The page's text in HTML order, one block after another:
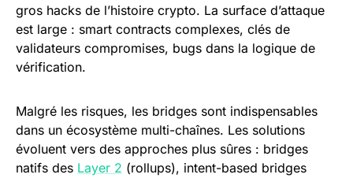
gros hacks de l’histoire crypto. La surface d’attaque
est large : smart contracts complexes, clés de
validateurs compromises, bugs dans la logique de
vérification.
Malgré les risques, les bridges sont indispensables
dans un écosystème multi-chaînes. Les solutions
évoluent vers des approches plus sûres : bridges
natifs des Layer 2 (rollups), intent-based bridges